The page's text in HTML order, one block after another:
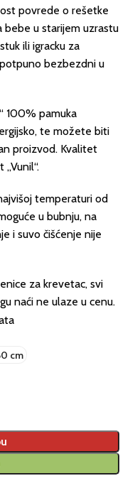
povrede o rešetke
bebe u starijem uzrastu
ili igracku za
bezbezdni u
100% pamuka
te možete biti
proizvod. Kvalitet
temperaturi od
u bubnju, na
i suvo čišćenje nije
za krevetac, svi
naći ne ulaze u cenu.
cm